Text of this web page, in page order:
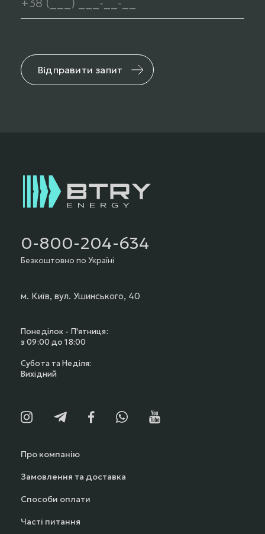
Відправити запит
Про компанію
Замовлення та доставка
Способи оплати
Часті питання
0-800-204-634
Безкоштовно по Україні
м. Київ, вул. Ушинського, 40
Понеділок - П'ятниця:
з 09:00 до 18:00
Субота та Неділя:
Вихідний